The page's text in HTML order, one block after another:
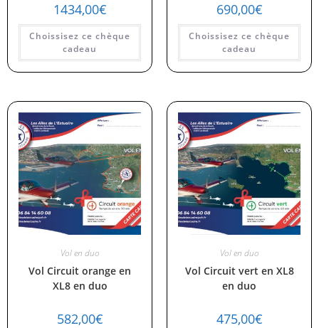
1434,00€
Choissisez ce chèque
cadeau
690,00€
Choissisez ce chèque
cadeau
Vol en duo
Vol Circuit orange en
XL8 en duo
582,00€
Vol en duo
Vol Circuit vert en XL8
en duo
475,00€